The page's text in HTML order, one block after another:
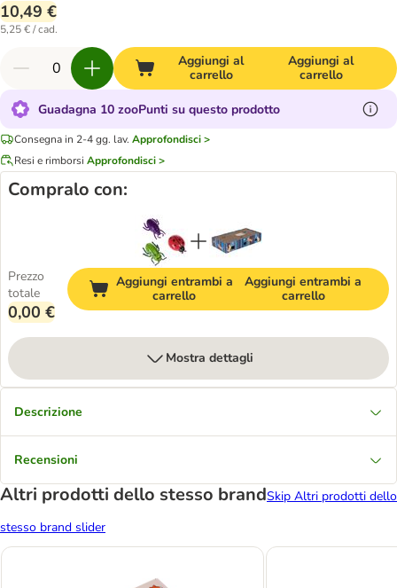
10,49 €
5,25 € / cad.
Aggiungi al
carrello
Aggiungi al
carrello
Guadagna 10 zooPunti su questo prodotto
Consegna in 2-4 gg. lav. Approfondisci >
Resi e rimborsi Approfondisci >
Compralo con:
Prezzo
totale
0,00 €
Aggiungi entrambi a
carrello
Aggiungi entrambi a
carrello
Mostra dettagli
Descrizione
Recensioni
Altri prodotti dello stesso brandSkip Altri prodotti dello
stesso brand slider